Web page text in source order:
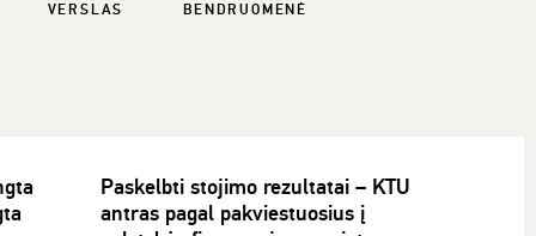
VERSLAS BENDRUOMENĖ
Paskelbti stojimo rezultatai – KTU
antras pagal pakviestuosius į